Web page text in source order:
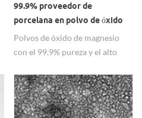
99.9% proveedor de
porcelana en polvo de óxido
de magnesio
Polvos de óxido de magnesio
con el 99.9% pureza y el alto
para los reactivos químicos.